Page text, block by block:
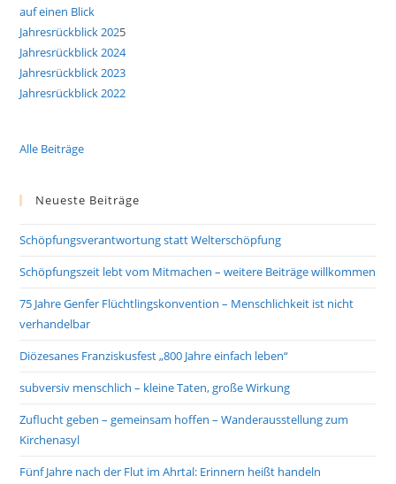
auf einen Blick
Jahresrückblick 2025
Jahresrückblick 2024
Jahresrückblick 2023
Jahresrückblick 2022
Alle Beiträge
Neueste Beiträge
Schöpfungsverantwortung statt Welterschöpfung
Schöpfungszeit lebt vom Mitmachen – weitere Beiträge willkommen
75 Jahre Genfer Flüchtlingskonvention – Menschlichkeit ist nicht
verhandelbar
Diözesanes Franziskusfest „800 Jahre einfach leben“
subversiv menschlich – kleine Taten, große Wirkung
Zuflucht geben – gemeinsam hoffen – Wanderausstellung zum
Kirchenasyl
Fünf Jahre nach der Flut im Ahrtal: Erinnern heißt handeln